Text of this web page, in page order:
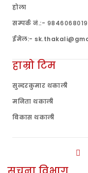
होला
सम्पर्क नं.:- ९८४६०६८०१९
ईमेल:-
हाम्रो टिम
सुन्दरकुमार थकाली
मनिता थकाली
बिकास थकाली